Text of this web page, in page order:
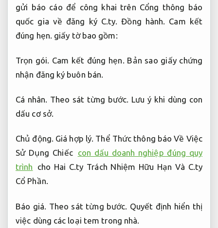
gửi báo cáo để công khai trên Cổng thông báo
quốc gia về đăng ký C.ty.Đồng hành. Cam kết
đúng hẹn. giấy tờ bao gồm:
Trọn gói. Cam kết đúng hẹn. Bản sao giấy chứng
nhận đăng ký buôn bán.
Cá nhân. Theo sát từng bước. Lưu ý khi dùng con
dấu cơ sở.
Chủ động. Giá hợp lý. Thể Thức thông báo Về Việc
Sử Dụng Chiếc con dấu doanh nghiệp đúng quy
trình
cho Hai C.ty Trách Nhiệm Hữu Hạn Và C.ty
Cổ Phần.
Báo giá. Theo sát từng bước. Quyết định hiển thị
việc dùng các loại tem trong nhà.